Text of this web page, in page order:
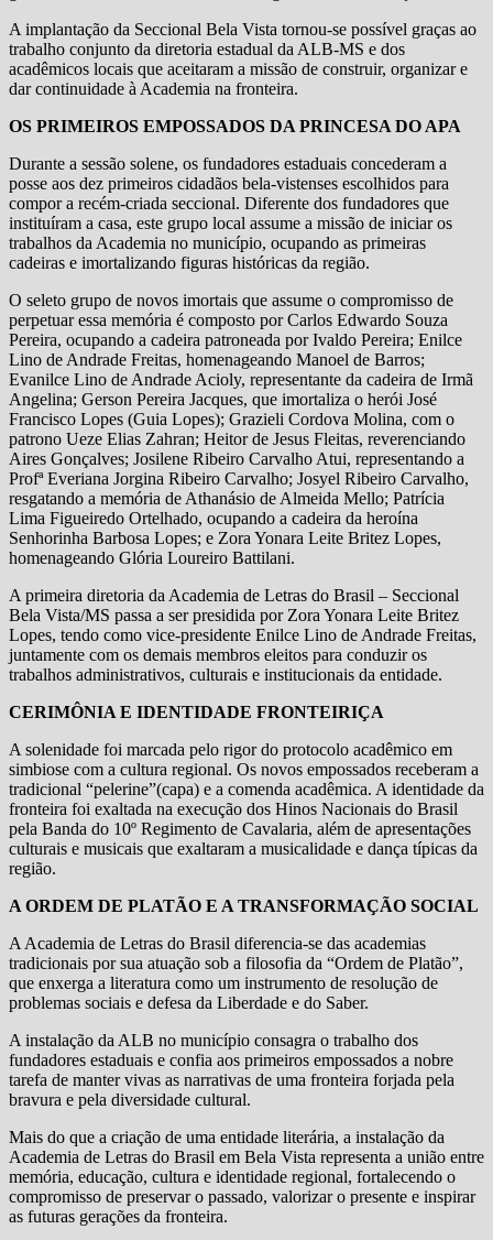
A implantação da Seccional Bela Vista tornou-se possível graças ao
trabalho conjunto da diretoria estadual da ALB-MS e dos
acadêmicos locais que aceitaram a missão de construir, organizar e
dar continuidade à Academia na fronteira.
OS PRIMEIROS EMPOSSADOS DA PRINCESA DO APA
Durante a sessão solene, os fundadores estaduais concederam a
posse aos dez primeiros cidadãos bela-vistenses escolhidos para
compor a recém-criada seccional. Diferente dos fundadores que
instituíram a casa, este grupo local assume a missão de iniciar os
trabalhos da Academia no município, ocupando as primeiras
cadeiras e imortalizando figuras históricas da região.
O seleto grupo de novos imortais que assume o compromisso de
perpetuar essa memória é composto por Carlos Edwardo Souza
Pereira, ocupando a cadeira patroneada por Ivaldo Pereira; Enilce
Lino de Andrade Freitas, homenageando Manoel de Barros;
Evanilce Lino de Andrade Acioly, representante da cadeira de Irmã
Angelina; Gerson Pereira Jacques, que imortaliza o herói José
Francisco Lopes (Guia Lopes); Grazieli Cordova Molina, com o
patrono Ueze Elias Zahran; Heitor de Jesus Fleitas, reverenciando
Aires Gonçalves; Josilene Ribeiro Carvalho Atui, representando a
Profª Everiana Jorgina Ribeiro Carvalho; Josyel Ribeiro Carvalho,
resgatando a memória de Athanásio de Almeida Mello; Patrícia
Lima Figueiredo Ortelhado, ocupando a cadeira da heroína
Senhorinha Barbosa Lopes; e Zora Yonara Leite Britez Lopes,
homenageando Glória Loureiro Battilani.
A primeira diretoria da Academia de Letras do Brasil – Seccional
Bela Vista/MS passa a ser presidida por Zora Yonara Leite Britez
Lopes, tendo como vice-presidente Enilce Lino de Andrade Freitas,
juntamente com os demais membros eleitos para conduzir os
trabalhos administrativos, culturais e institucionais da entidade.
CERIMÔNIA E IDENTIDADE FRONTEIRIÇA
A solenidade foi marcada pelo rigor do protocolo acadêmico em
simbiose com a cultura regional. Os novos empossados receberam a
tradicional “pelerine”(capa) e a comenda acadêmica. A identidade da
fronteira foi exaltada na execução dos Hinos Nacionais do Brasil
pela Banda do 10º Regimento de Cavalaria, além de apresentações
culturais e musicais que exaltaram a musicalidade e dança típicas da
região.
A ORDEM DE PLATÃO E A TRANSFORMAÇÃO SOCIAL
A Academia de Letras do Brasil diferencia-se das academias
tradicionais por sua atuação sob a filosofia da “Ordem de Platão”,
que enxerga a literatura como um instrumento de resolução de
problemas sociais e defesa da Liberdade e do Saber.
A instalação da ALB no município consagra o trabalho dos
fundadores estaduais e confia aos primeiros empossados a nobre
tarefa de manter vivas as narrativas de uma fronteira forjada pela
bravura e pela diversidade cultural.
Mais do que a criação de uma entidade literária, a instalação da
Academia de Letras do Brasil em Bela Vista representa a união entre
memória, educação, cultura e identidade regional, fortalecendo o
compromisso de preservar o passado, valorizar o presente e inspirar
as futuras gerações da fronteira.